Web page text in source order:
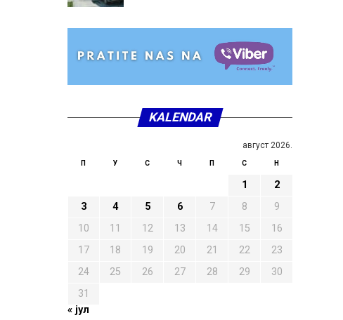
KALENDAR
август 2026.
П У С Ч П С Н
1
2
3
4 5 6 7 8
9
10
11 12 13 14 15
16
17
18 19 20 21 22
23
24
25 26 27 28 29
30
31
« јул